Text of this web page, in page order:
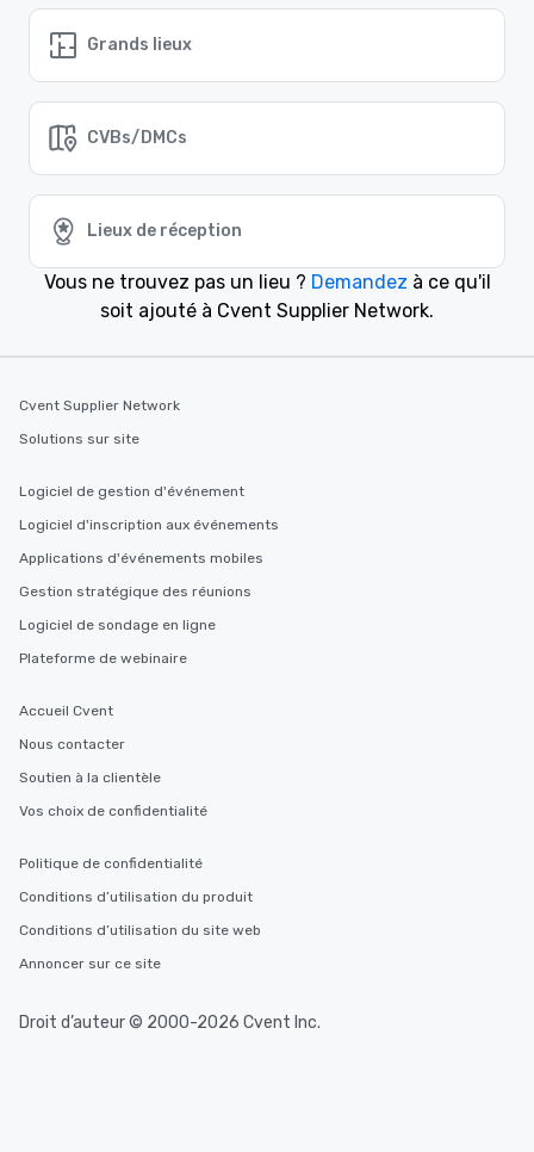
Grands lieux
CVBs/DMCs
Lieux de réception
Vous ne trouvez pas un lieu ? Demandez à ce qu'il
soit ajouté à Cvent Supplier Network.
Cvent Supplier Network
Solutions sur site
Logiciel de gestion d'événement
Logiciel d'inscription aux événements
Applications d'événements mobiles
Gestion stratégique des réunions
Logiciel de sondage en ligne
Plateforme de webinaire
Accueil Cvent
Nous contacter
Soutien à la clientèle
Vos choix de confidentialité
Politique de confidentialité
Conditions d’utilisation du produit
Conditions d’utilisation du site web
Annoncer sur ce site
Droit d’auteur © 2000-2026 Cvent Inc.